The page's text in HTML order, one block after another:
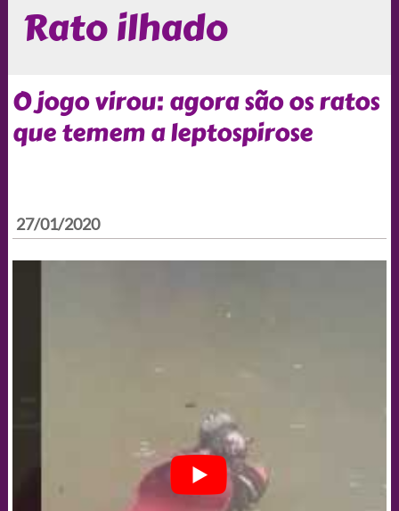
Rato ilhado
O jogo virou: agora são os ratos
que temem a leptospirose
27/01/2020